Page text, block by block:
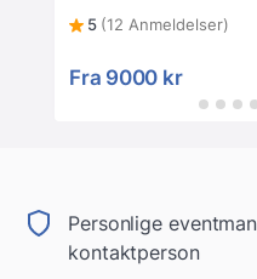
5 (12 Anmeldelser)
Fra 9000 kr
Personlige
kontaktperson